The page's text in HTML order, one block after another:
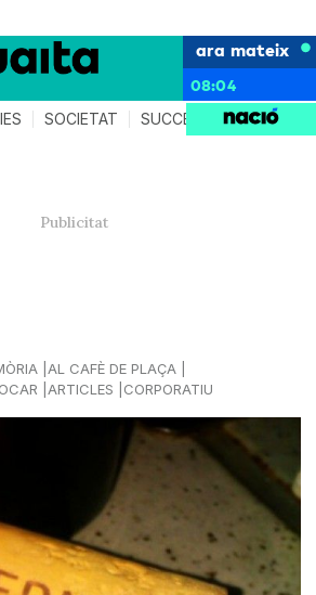
ara mateix
08:04
SOCIETAT SUCCESSOS AGENDA
AL CAFÈ DE PLAÇA
ARTICLES CORPORATIU